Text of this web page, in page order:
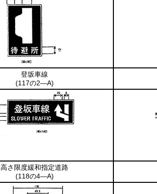
登坂車線
(117の2―A)
高さ限度緩和指定道路
(118の4―A)